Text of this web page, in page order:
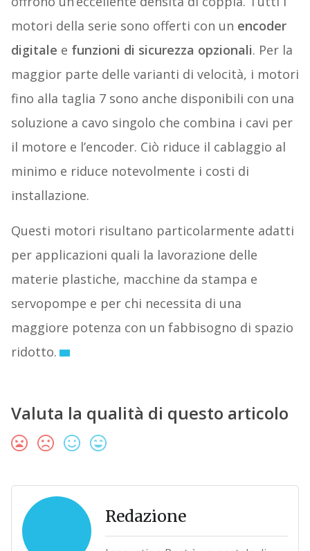
motori della serie sono offerti con un encoder
digitale e funzioni di sicurezza opzionali. Per la
maggior parte delle varianti di velocità, i motori
fino alla taglia 7 sono anche disponibili con una
soluzione a cavo singolo che combina i cavi per
il motore e l’encoder. Ciò riduce il cablaggio al
minimo e riduce notevolmente i costi di
installazione.
Questi motori risultano particolarmente adatti
per applicazioni quali la lavorazione delle
materie plastiche, macchine da stampa e
servopompe e per chi necessita di una
maggiore potenza con un fabbisogno di spazio
ridotto.
Valuta la qualità di questo articolo
Redazione